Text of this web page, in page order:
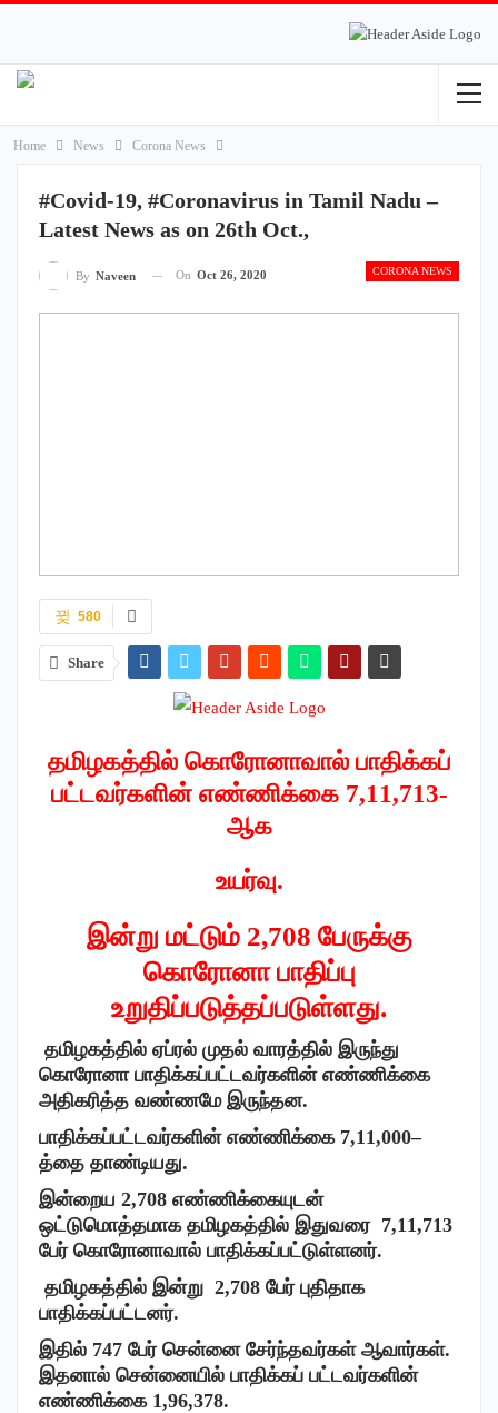
Home News Corona News
#Covid-19, #Coronavirus in Tamil Nadu –
Latest News as on 26th Oct.,
CORONA NEWS
By Naveen On Oct 26, 2020
580
Share
தமிழகத்தில் கொரோனாவால் பாதிக்கப்
பட்டவர்களின் எண்ணிக்கை 7,11,713-
ஆக
உயர்வு.
இன்று மட்டும் 2,708 பேருக்கு
கொரோனா பாதிப்பு
உறுதிப்படுத்தப்படுள்ளது.
தமிழகத்தில் ஏப்ரல் முதல் வாரத்தில் இருந்து
கொரோனா பாதிக்கப்பட்டவர்களின் எண்ணிக்கை
அதிகரித்த வண்ணமே இருந்தன.
பாதிக்கப்பட்டவர்களின் எண்ணிக்கை 7,11,000–
த்தை தாண்டியது.
இன்றைய 2,708 எண்ணிக்கையுடன்
ஒட்டுமொத்தமாக தமிழகத்தில் இதுவரை 7,11,713
பேர் கொரோனாவால் பாதிக்கப்பட்டுள்ளனர்.
தமிழகத்தில் இன்று 2,708 பேர் புதிதாக
பாதிக்கப்பட்டனர்.
இதில் 747 பேர் சென்னை சேர்ந்தவர்கள் ஆவார்கள்.
இதனால் சென்னையில் பாதிக்கப் பட்டவர்களின்
எண்ணிக்கை 1,96,378.